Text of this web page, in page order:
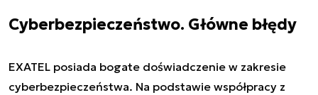
Cyberbezpieczeństwo. Główne błędy
EXATEL posiada bogate doświadczenie w zakresie
cyberbezpieczeństwa. Na podstawie współpracy z